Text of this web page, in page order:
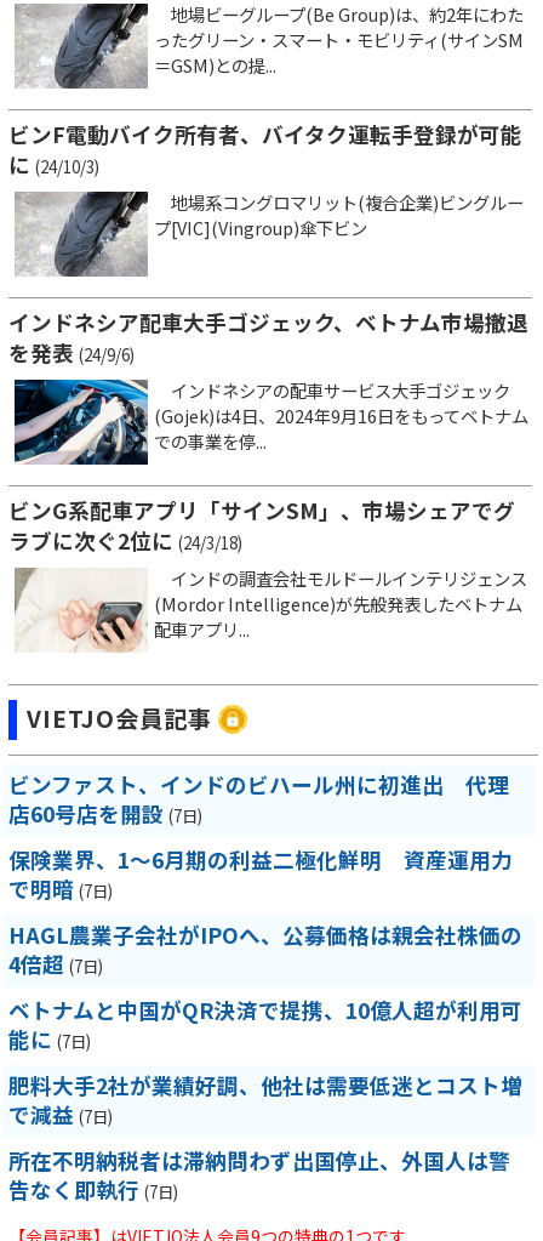
地場ビーグループ(Be Group)は、約2年にわた
ったグリーン・スマート・モビリティ(サインSM
＝GSM)との提...
ビンF電動バイク所有者、バイタク運転手登録が可能
に (24/10/3)
地場系コングロマリット(複合企業)ビングルー
プ[VIC](Vingroup)傘下ビン
インドネシア配車大手ゴジェック、ベトナム市場撤退
を発表 (24/9/6)
インドネシアの配車サービス大手ゴジェック
(Gojek)は4日、2024年9月16日をもってベトナム
での事業を停...
ビンG系配車アプリ「サインSM」、市場シェアでグ
ラブに次ぐ2位に (24/3/18)
インドの調査会社モルドールインテリジェンス
(Mordor Intelligence)が先般発表したベトナム
配車アプリ...
VIETJO会員記事
ビンファスト、インドのビハール州に初進出 代理
店60号店を開設 (7日)
保険業界、1～6月期の利益二極化鮮明 資産運用力
で明暗 (7日)
HAGL農業子会社がIPOへ、公募価格は親会社株価の
4倍超 (7日)
ベトナムと中国がQR決済で提携、10億人超が利用可
能に (7日)
肥料大手2社が業績好調、他社は需要低迷とコスト増
で減益 (7日)
所在不明納税者は滞納問わず出国停止、外国人は警
告なく即執行 (7日)
【会員記事】はVIETJO法人会員9つの特典の1つです